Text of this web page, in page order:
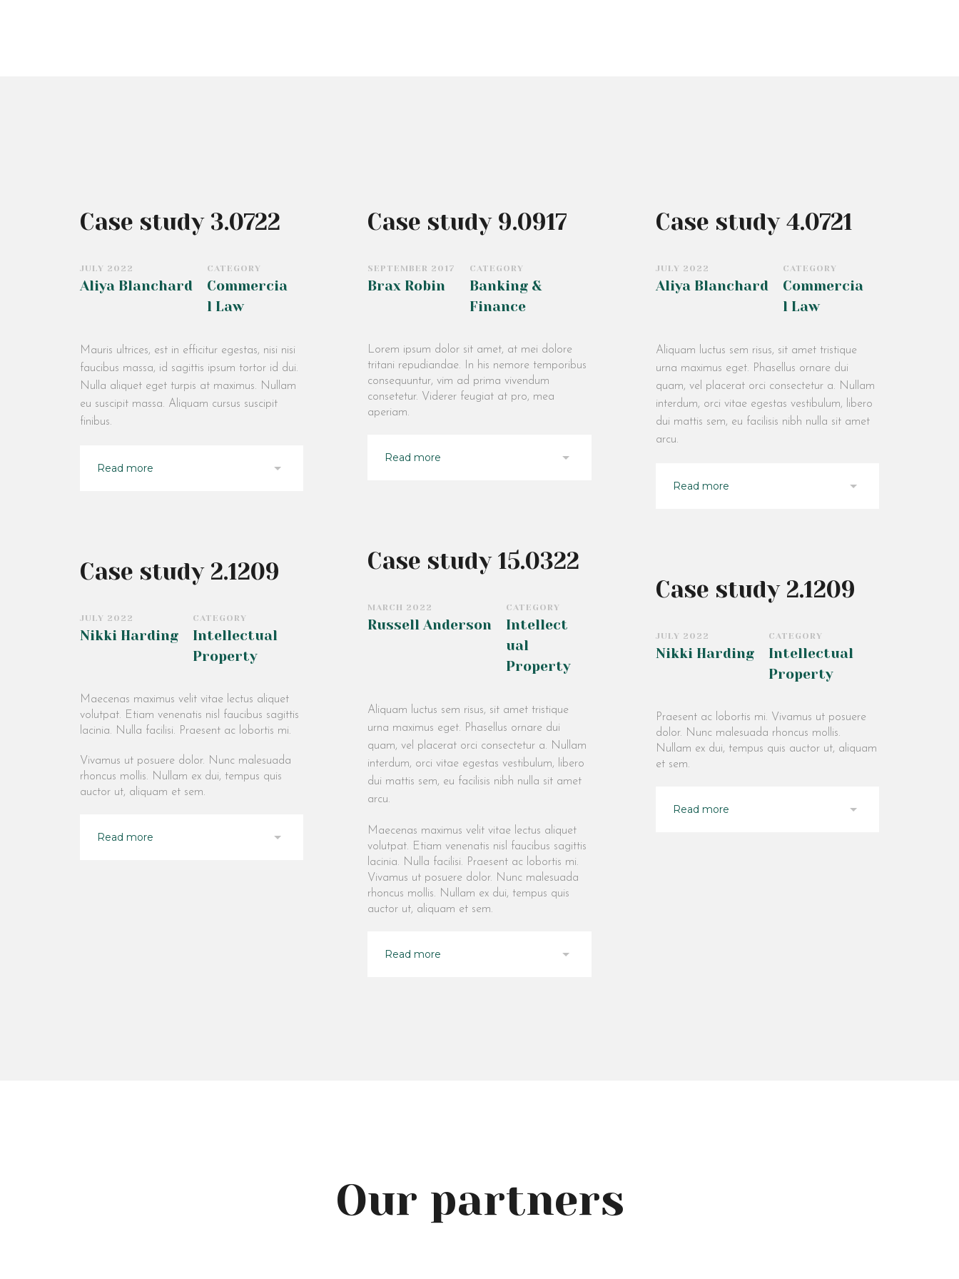
Case study 3.0722
JULY 2022
Aliya Blanchard
CATEGORY
Commercia
l Law
Mauris ultrices, est in efficitur egestas, nisi nisi
faucibus massa, id sagittis ipsum tortor id dui.
Nulla aliquet eget turpis at maximus. Nullam
eu suscipit massa. Aliquam cursus suscipit
finibus.
Read more
Case study 2.1209
JULY 2022
Nikki Harding
CATEGORY
Intellectual
Property
Maecenas maximus velit vitae lectus aliquet
volutpat. Etiam venenatis nisl faucibus sagittis
lacinia. Nulla facilisi. Praesent ac lobortis mi.
Vivamus ut posuere dolor. Nunc malesuada
rhoncus mollis. Nullam ex dui, tempus quis
auctor ut, aliquam et sem.
Read more
Case study 9.0917
SEPTEMBER 2017
Brax Robin
CATEGORY
Banking &
Finance
Lorem ipsum dolor sit amet, at mei dolore
tritani repudiandae. In his nemore temporibus
consequuntur, vim ad prima vivendum
consetetur. Viderer feugiat at pro, mea
aperiam.
Read more
Case study 15.0322
MARCH 2022
Russell Anderson
CATEGORY
Intellect
ual
Property
Aliquam luctus sem risus, sit amet tristique
urna maximus eget. Phasellus ornare dui
quam, vel placerat orci consectetur a. Nullam
interdum, orci vitae egestas vestibulum, libero
dui mattis sem, eu facilisis nibh nulla sit amet
arcu.
Maecenas maximus velit vitae lectus aliquet
volutpat. Etiam venenatis nisl faucibus sagittis
lacinia. Nulla facilisi. Praesent ac lobortis mi.
Vivamus ut posuere dolor. Nunc malesuada
rhoncus mollis. Nullam ex dui, tempus quis
auctor ut, aliquam et sem.
Read more
Case study 4.0721
JULY 2022
Aliya Blanchard
CATEGORY
Commercia
l Law
Aliquam luctus sem risus, sit amet tristique
urna maximus eget. Phasellus ornare dui
quam, vel placerat orci consectetur a. Nullam
interdum, orci vitae egestas vestibulum, libero
dui mattis sem, eu facilisis nibh nulla sit amet
arcu.
Read more
Case study 2.1209
JULY 2022
Nikki Harding
CATEGORY
Intellectual
Property
Praesent ac lobortis mi. Vivamus ut posuere
dolor. Nunc malesuada rhoncus mollis.
Nullam ex dui, tempus quis auctor ut, aliquam
et sem.
Read more
Our partners